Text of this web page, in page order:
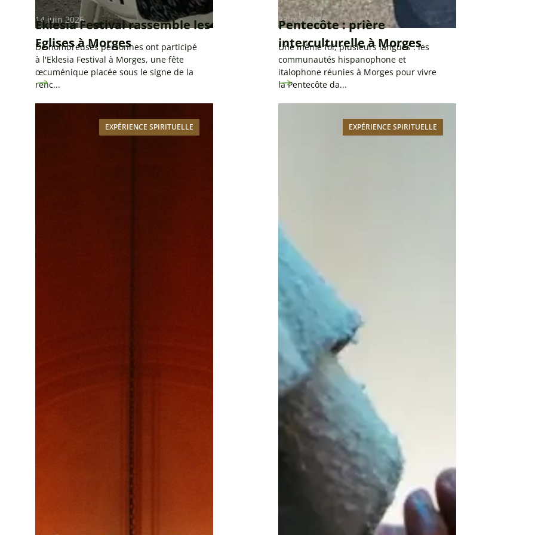
14 juin 2026
Eklesia Festival rassemble les
Eglises à Morges
De nombreuses personnes ont participé
à l'Eklesia Festival à Morges, une fête
œcuménique placée sous le signe de la
renc...
23 mai 2026
Pentecôte : prière
interculturelle à Morges
Une même foi, plusieurs langues : les
communautés hispanophone et
italophone réunies à Morges pour vivre
la Pentecôte da...
EXPÉRIENCE SPIRITUELLE EXPÉRIENCE SPIRITUELLE